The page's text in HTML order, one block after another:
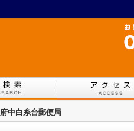
府中白糸台郵便局